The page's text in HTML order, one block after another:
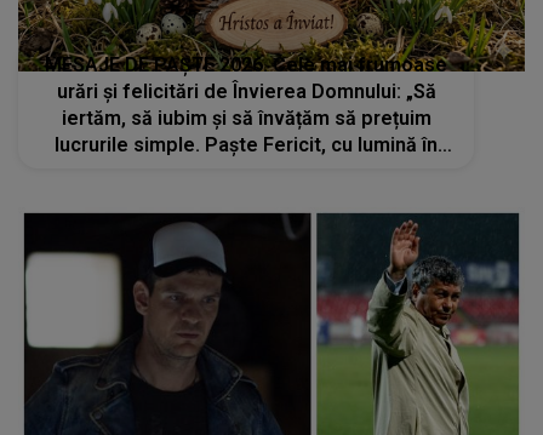
MESAJE DE PAȘTE 2026. Cele mai frumoase
urări și felicitări de Învierea Domnului: „Să
iertăm, să iubim și să învățăm să prețuim
lucrurile simple. Paște Fericit, cu lumină în